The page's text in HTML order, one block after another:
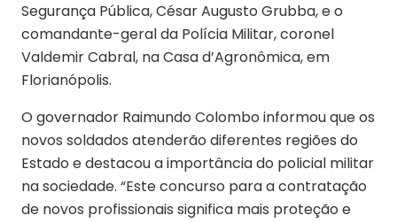
Segurança Pública, César Augusto Grubba, e o
comandante-geral da Polícia Militar, coronel
Valdemir Cabral, na Casa d’Agronômica, em
Florianópolis.
O governador Raimundo Colombo informou que os
novos soldados atenderão diferentes regiões do
Estado e destacou a importância do policial militar
na sociedade. “Este concurso para a contratação
de novos profissionais significa mais proteção e